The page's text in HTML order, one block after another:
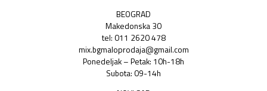
BEOGRAD
Makedonska 30
tel: 011 2620 478
mix.bgmaloprodaja@gmail.com
Ponedeljak – Petak: 10h-18h
Subota: 09-14h